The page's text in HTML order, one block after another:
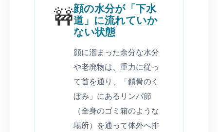
🚧顔の水分が「下水
道」に流れていか
ない状態
顔に溜まった余分な水分
や老廃物は、重力に従っ
て首を通り、「鎖骨のく
ぼみ」にあるリンパ節
（全身のゴミ箱のような
場所）を通って体外へ排